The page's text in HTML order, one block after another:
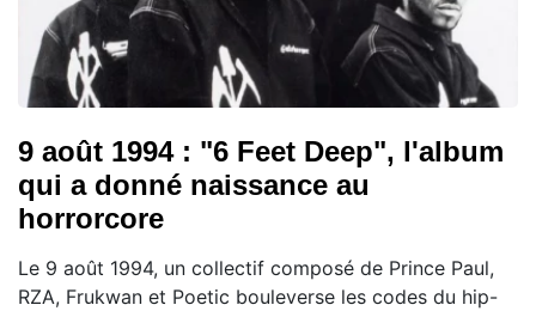
9 août 1994 : "6 Feet Deep", l'album
qui a donné naissance au
horrorcore
Le 9 août 1994, un collectif composé de Prince Paul,
RZA, Frukwan et Poetic bouleverse les codes du hip-